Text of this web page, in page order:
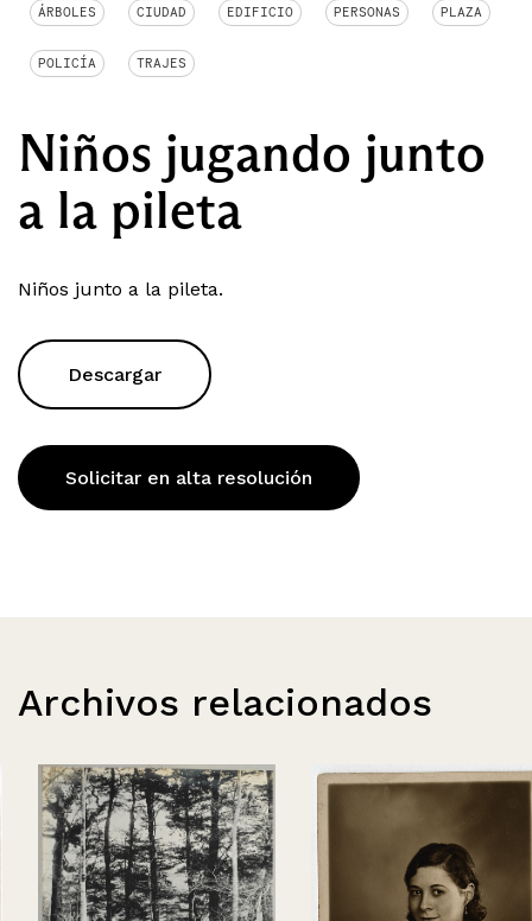
ÁRBOLES CIUDAD EDIFICIO PERSONAS PLAZA
POLICÍA TRAJES
Niños jugando junto
a la pileta
Niños junto a la pileta.
Descargar
Solicitar en alta resolución
Archivos relacionados